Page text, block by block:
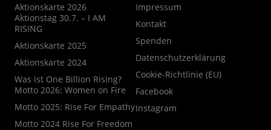
Aktionskarte 2026
Aktionstag 30.7. – I AM
RISING
Aktionskarte 2025
Aktionskarte 2024
Was ist One Billion Rising?
Motto 2026: Women on Fire
Motto 2025: Rise For Empathy
Motto 2024 Rise For Freedom
Impressum
Kontakt
Spenden
Datenschutzerklärung
Cookie-Richtlinie (EU)
Facebook
Instagram